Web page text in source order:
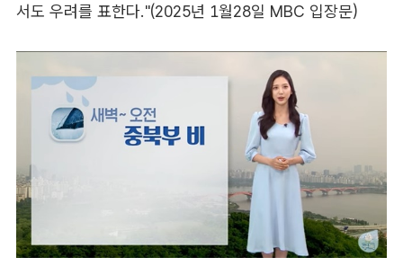
서도 우려를 표한다."(2025년 1월28일 MBC 입장문)